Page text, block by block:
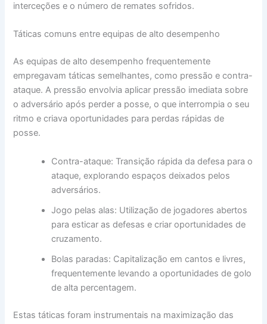
interceções e o número de remates sofridos.
Táticas comuns entre equipas de alto desempenho
As equipas de alto desempenho frequentemente
empregavam táticas semelhantes, como pressão e contra-
ataque. A pressão envolvia aplicar pressão imediata sobre
o adversário após perder a posse, o que interrompia o seu
ritmo e criava oportunidades para perdas rápidas de
posse.
Contra-ataque: Transição rápida da defesa para o
ataque, explorando espaços deixados pelos
adversários.
Jogo pelas alas: Utilização de jogadores abertos
para esticar as defesas e criar oportunidades de
cruzamento.
Bolas paradas: Capitalização em cantos e livres,
frequentemente levando a oportunidades de golo
de alta percentagem.
Estas táticas foram instrumentais na maximização das